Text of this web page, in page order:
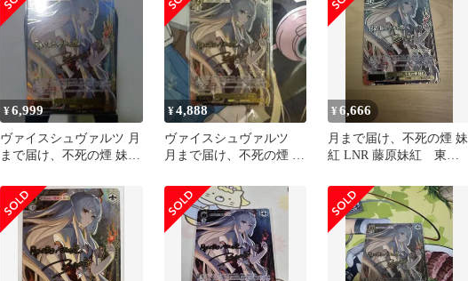
¥6,999
ヴァイスシュヴァルツ 月
まで届け、不死の煙 妹紅
¥4,888
ヴァイスシュヴァルツ
月まで届け、不死の煙 妹
¥6,666
月まで届け、不死の煙 妹
紅 LNR 藤原妹紅 東方